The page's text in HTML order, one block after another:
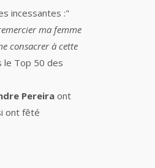
incessantes :"
ma femme
consacrer à cette
le Top 50 des
Pereira ont
ont fêté